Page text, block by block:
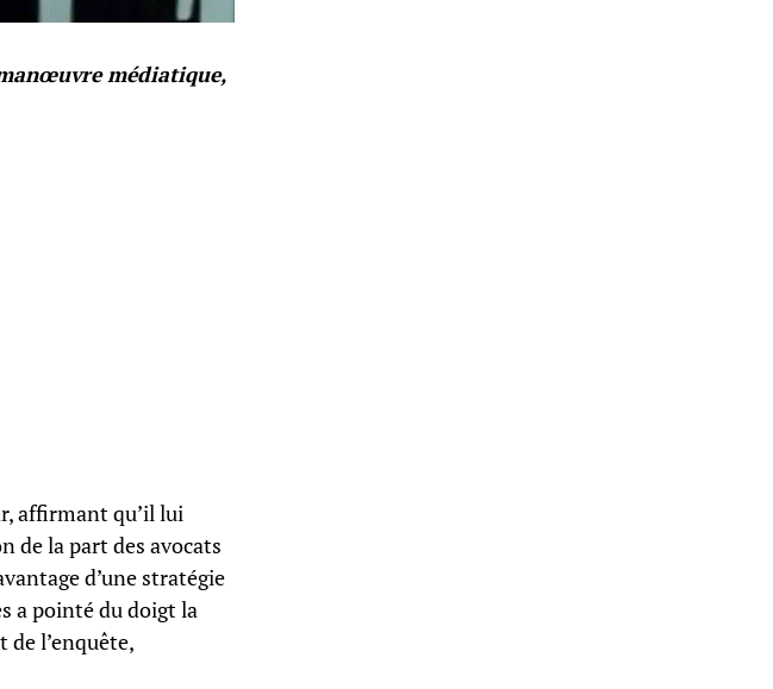
médiatique,
affirmant qu’il lui
de la part des avocats
d’une stratégie
a pointé du doigt la
de l’enquête,